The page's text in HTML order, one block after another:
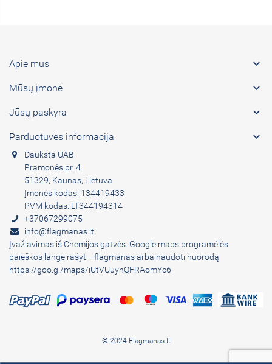
Apie mus 
Mūsų įmonė 
Jūsų paskyra 
Parduotuvės informacija 
Dauksta UAB
Pramonės pr. 4
51329, Kaunas, Lietuva
Įmonės kodas: 134419433
PVM kodas: LT344194314
+37067299075
info@flagmanas.lt
Įvažiavimas iš Chemijos gatvės. Google maps programėlės
paieškos lange rašyti - flagmanas arba naudoti nuorodą
https://goo.gl/maps/iUtVUuynQFRAomYc6
© 2024 Flagmanas.lt